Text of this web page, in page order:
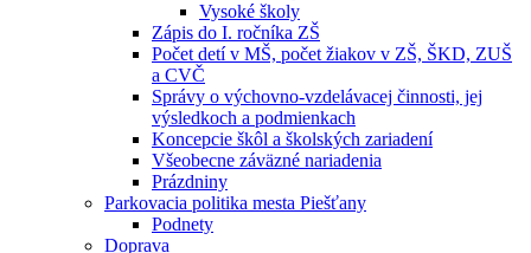
Vysoké školy
Zápis do I. ročníka ZŠ
Počet detí v MŠ, počet žiakov v ZŠ, ŠKD, ZUŠ
a CVČ
Správy o výchovno-vzdelávacej činnosti, jej
výsledkoch a podmienkach
Koncepcie škôl a školských zariadení
Všeobecne záväzné nariadenia
Prázdniny
Parkovacia politika mesta Piešťany
Podnety
Doprava